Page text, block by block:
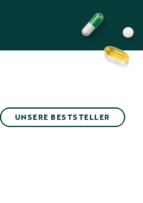
UNSERE BESTSTELLER